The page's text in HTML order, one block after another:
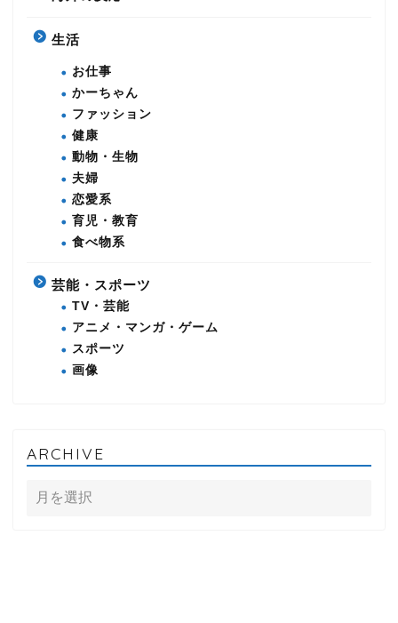
生活
お仕事
かーちゃん
ファッション
健康
動物・生物
夫婦
恋愛系
育児・教育
食べ物系
芸能・スポーツ
TV・芸能
アニメ・マンガ・ゲーム
スポーツ
画像
ARCHIVE